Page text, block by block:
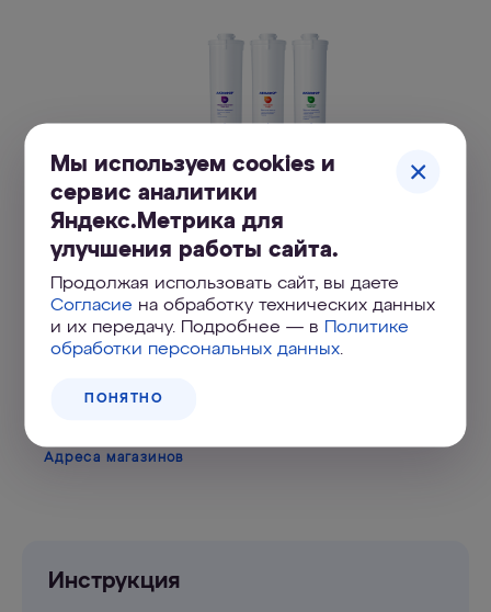
Комплект сменных модулей для
Аквафор Кристалл H на год
3 700 ₽
КУПИТЬ ОНЛАЙН
Адреса магазинов
Инструкция
Мы используем cookies и
сервис аналитики
Яндекс.Метрика для
улучшения работы сайта.
Продолжая использовать сайт, вы даете
Согласие на обработку технических данных
и их передачу. Подробнее — в Политике
обработки персональных данных
ПОНЯТНО